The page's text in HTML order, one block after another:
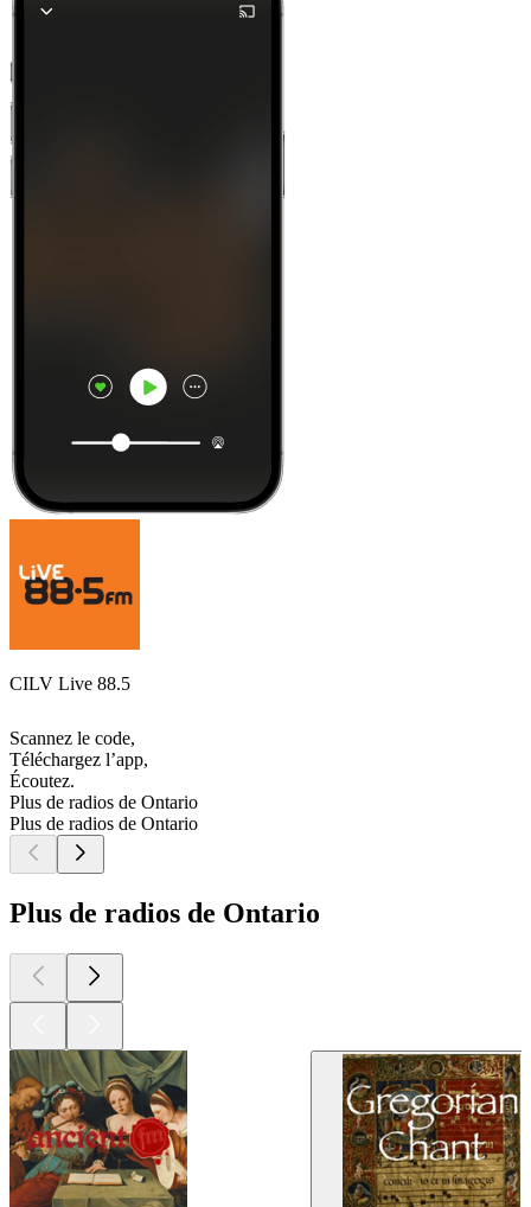
CILV Live 88.5
Scannez le code,
Téléchargez l’app,
Écoutez.
Plus de radios de Ontario
Plus de radios de Ontario
Plus de radios de Ontario